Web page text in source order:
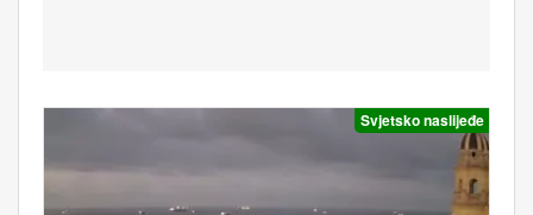
Svjetsko naslijeđe